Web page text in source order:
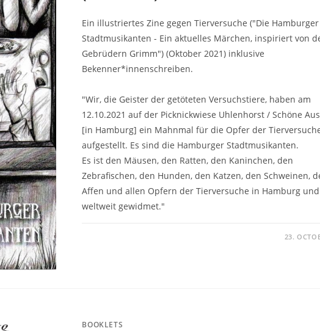
Ein illustriertes Zine gegen Tierversuche ("Die Hamburger
Stadtmusikanten - Ein aktuelles Märchen, inspiriert von
Gebrüdern Grimm") (Oktober 2021) inklusive
Bekenner*innenschreiben.
"Wir, die Geister der getöteten Versuchstiere, haben am
12.10.2021 auf der Picknickwiese Uhlenhorst / Schöne
[in Hamburg] ein Mahnmal für die Opfer der
aufgestellt. Es sind die Hamburger Stadtmusikanten.
Es ist den Mäusen, den Ratten, den Kaninchen, den
Zebrafischen, den Hunden, den Katzen, den Schweinen,
Affen und allen Opfern der Tierversuche in Hamburg und
weltweit gewidmet."
23.
BOOKLETS